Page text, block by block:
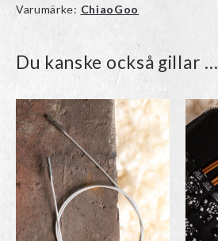
Varumärke: ChiaoGoo
Du kanske också gillar …
Den
här
produkten
har
flera
varianter.
De
olika
alternativen